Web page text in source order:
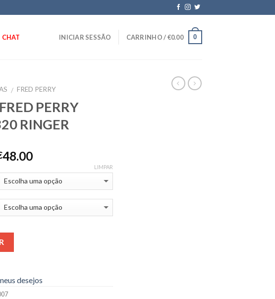
CHAT INICIAR SESSÃO CARRINHO /€0.00 0
/ FRED PERRY
PERRY
RINGER
48.00
LIMPAR
desejos